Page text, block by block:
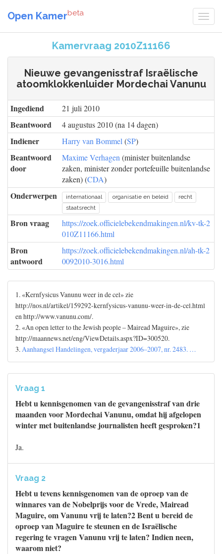
Open Kamerbeta
Kamervraag 2010Z11166
Nieuwe gevangenisstraf Israëlische
atoomklokkenluider Mordechai Vanunu
Ingediend 21 juli 2010
Beantwoord 4 augustus 2010 (na 14 dagen)
Indiener Harry van Bommel (SP)
Beantwoord
door
Maxime Verhagen (minister buitenlandse
zaken, minister zonder portefeuille buitenlandse
zaken) (CDA)
Onderwerpen internationaal organisatie en beleid
recht
staatsrecht
Bron vraag
https://zoek.officielebekendmakingen.nl/kv-tk-2
010Z11166.html
Bron
antwoord
https://zoek.officielebekendmakingen.nl/ah-tk-2
0092010-3016.html
1. «Kernfysicus Vanunu weer in de cel» zie
http://nos.nl/artikel/159292-kernfysicus-vanunu-weer-in-de-cel.html
en http://www.vanunu.com/.
2. «An open letter to the Jewish people – Mairead Maguire», zie
http://maannews.net/eng/ViewDetails.aspx?ID=300520.
3.Aanhangsel Handelingen, vergaderjaar 2006–2007, nr. 2483. …
Vraag 1
Hebt u kennisgenomen van de gevangenisstraf van drie
maanden voor Mordechai Vanunu, omdat hij afgelopen
winter met buitenlandse journalisten heeft gesproken?1
Ja.
Vraag 2
Hebt u tevens kennisgenomen van de oproep van de
winnares van de Nobelprijs voor de Vrede, Mairead
Maguire, om Vanunu vrij te laten?2 Bent u bereid de
oproep van Maguire te steunen en de Israëlische
regering te vragen Vanunu vrij te laten? Indien neen,
waarom niet?